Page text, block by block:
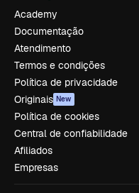
Academy
Documentação
Atendimento
Termos e condições
Política de privacidade
Originais New
Política de cookies
Central de confiabilidade
Afiliados
Empresas